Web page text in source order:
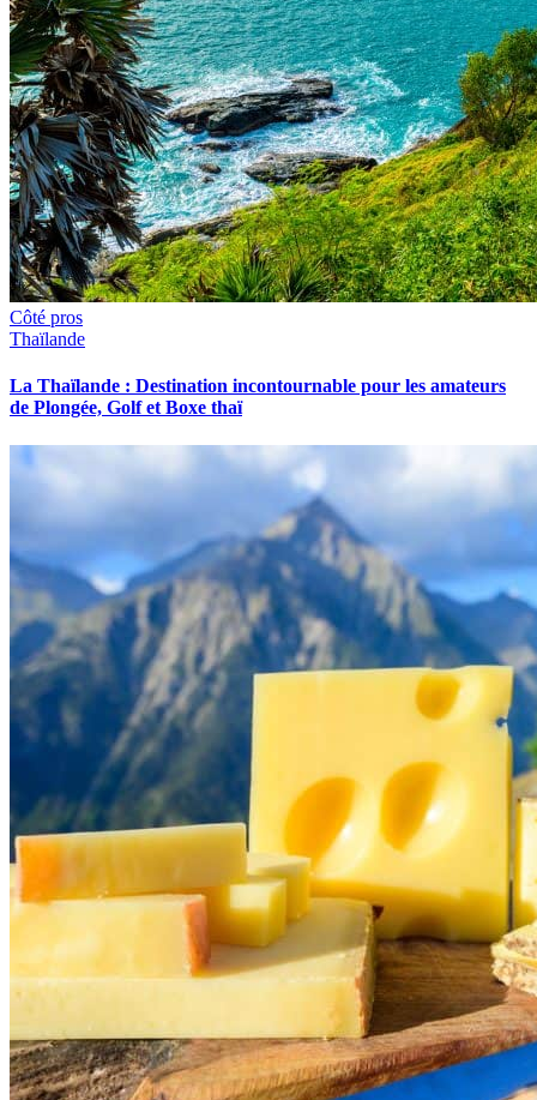
Côté pros
Thaïlande
La Thaïlande : Destination incontournable pour les amateurs
de Plongée, Golf et Boxe thaï